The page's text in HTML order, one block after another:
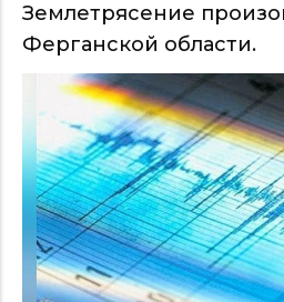
Землетрясение
Ферганской области.